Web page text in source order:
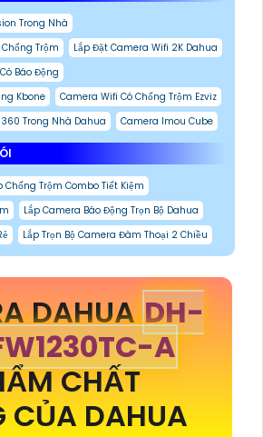
Trong Nhà
Trộm
Lắp Đặt Camera Wifi 2K Dahua
Báo Động
Kbone
Camera Wifi Có Chống Trộm Ezviz
Trong Nhà Dahua
Camera Imou Cube
Trộm Combo Tiết Kiệm
Lắp Camera Báo Động Trọn Bộ Dahua
Lắp Trọn Bộ Camera Đàm Thoại 2 Chiều
DAHUADH-
A
CHẤT
CỦA DAHUA